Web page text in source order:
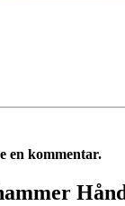
en kommentar.